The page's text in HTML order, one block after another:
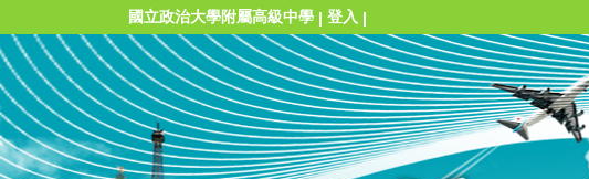
國立政治大學附屬高級中學 | 登入 |